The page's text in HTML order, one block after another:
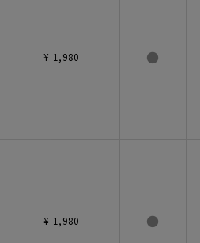
¥ 1,980 ●
¥ 1,980 ●